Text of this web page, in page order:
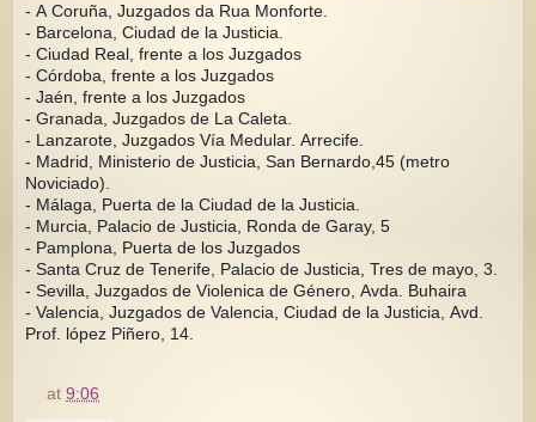
- A Coruña, Juzgados da Rua Monforte.
- Barcelona, Ciudad de la Justicia.
- Ciudad Real, frente a los Juzgados
- Córdoba, frente a los Juzgados
- Jaén, frente a los Juzgados
- Granada, Juzgados de La Caleta.
- Lanzarote, Juzgados Vía Medular. Arrecife.
- Madrid, Ministerio de Justicia, San Bernardo,45 (metro
Noviciado).
- Málaga, Puerta de la Ciudad de la Justicia.
- Murcia, Palacio de Justicia, Ronda de Garay, 5
- Pamplona, Puerta de los Juzgados
- Santa Cruz de Tenerife, Palacio de Justicia, Tres de mayo, 3.
- Sevilla, Juzgados de Violenica de Género, Avda. Buhaira
- Valencia, Juzgados de Valencia, Ciudad de la Justicia, Avd.
Prof. lópez Piñero, 14.
at9:06